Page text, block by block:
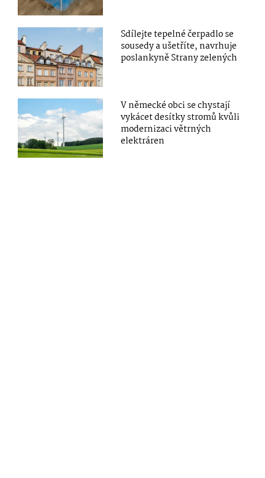
Sdílejte tepelné čerpadlo se
sousedy a ušetříte, navrhuje
poslankyně Strany zelených
V německé obci se chystají
vykácet desítky stromů kvůli
modernizaci větrných
elektráren